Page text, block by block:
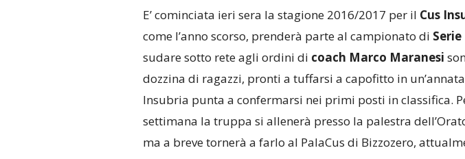
E’ cominciata ieri sera la stagione 2016/2017 per il Cus
come l’anno scorso, prenderà parte al campionato di Serie
sudare sotto rete agli ordini di coach Marco Maranesi
dozzina di ragazzi, pronti a tuffarsi a capofitto in
Insubria punta a confermarsi nei primi posti in classifica.
settimana la truppa si allenerà presso la palestra
ma a breve tornerà a farlo al PalaCus di Bizzozero,